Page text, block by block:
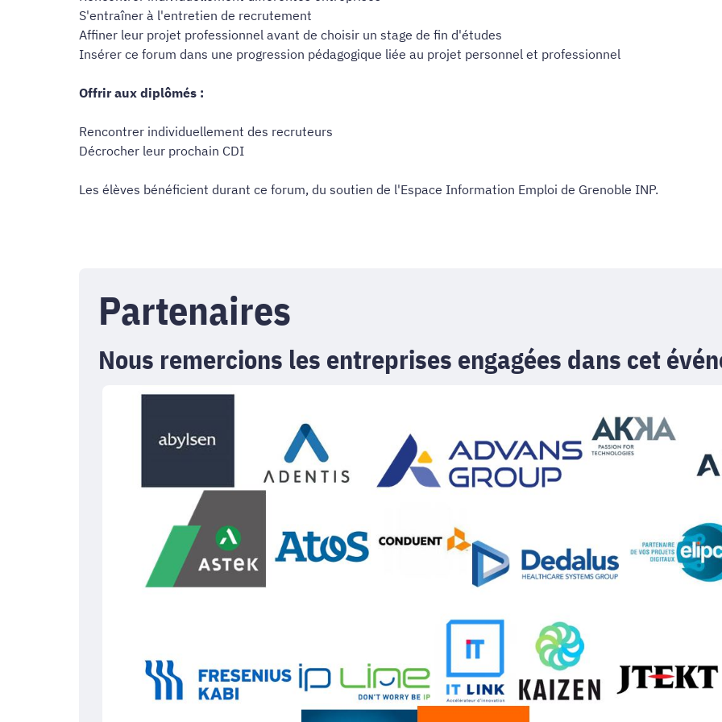
S'entraîner à l'entretien de recrutement
Affiner leur projet professionnel avant de choisir un stage de fin d'études
Insérer ce forum dans une progression pédagogique liée au projet personnel et professionnel
Offrir aux diplômés :
Rencontrer individuellement des recruteurs
Décrocher leur prochain CDI
Les élèves bénéficient durant ce forum, du soutien de l'Espace Information Emploi de Grenoble INP.
Partenaires
Nous remercions les entreprises engagées dans cet